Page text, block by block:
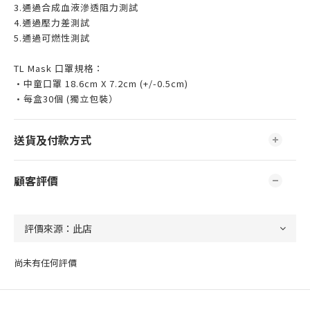
3.通過合成血液滲透阻力測試
4.通過壓力差測試
5.通過可燃性測試
TL Mask 口罩規格：
•中童口罩 18.6cm X 7.2cm (+/-0.5cm)
•每盒30個 (獨立包裝）
送貨及付款方式
顧客評價
尚未有任何評價